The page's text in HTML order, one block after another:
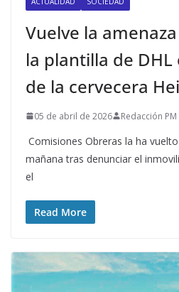
Vuelve la
la plantilla de
de la cervecera
05 de abril de 2026 Redacción PM
Comisiones Obreras la ha
mañana tras denunciar el
el
Read More